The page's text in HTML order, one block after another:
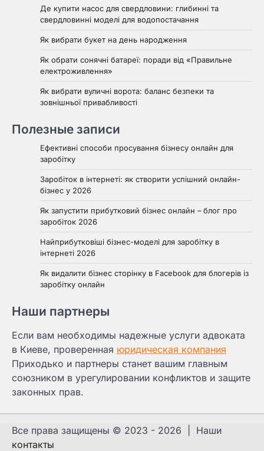
Де купити насос для свердловини: глибинні та
свердловинні моделі для водопостачання
Як вибрати букет на день народження
Як обрати сонячні батареї: поради від «Правильне
електроживлення»
Як вибрати вуличні ворота: баланс безпеки та
зовнішньої привабливості
Полезные записи
Ефективні способи просування бізнесу онлайн для
заробітку
Заробіток в інтернеті: як створити успішний онлайн-
бізнес у 2026
Як запустити прибутковий бізнес онлайн – блог про
заробіток 2026
Найприбутковіші бізнес-моделі для заробітку в
інтернеті 2026
Як видалити бізнес сторінку в Facebook для блогерів із
заробітку онлайн
Наши партнеры
Если вам необходимы надежные услуги адвоката
в Киеве, проверенная юридическая компания
Приходько и партнеры станет вашим главным
союзником в урегулировании конфликтов и защите
законных прав.
Все права защищены © 2023 - 2026 | Наши
контакты